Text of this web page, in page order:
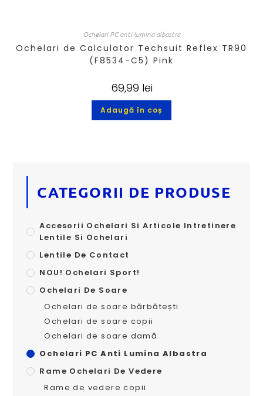
Ochelari PC anti lumina albastra
Ochelari de Calculator Techsuit Reflex TR90
(F8534-C5) Pink
69,99 lei
Adaugă în coș
CATEGORII DE PRODUSE
Accesorii Ochelari Si Articole Intretinere
Lentile Si Ochelari
Lentile De Contact
NOU! Ochelari Sport!
Ochelari De Soare
Ochelari de soare bărbătești
Ochelari de soare copii
Ochelari de soare damă
Ochelari PC Anti Lumina Albastra
Rame Ochelari De Vedere
Rame de vedere copii